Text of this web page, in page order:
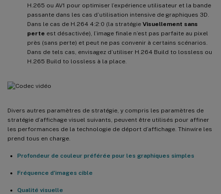
H.265 ou AV1 pour optimiser l’expérience utilisateur et la bande
passante dans les cas d’utilisation intensive de graphiques 3D.
Dans le cas de H.264 4:2:0 (la stratégie Visuellement sans
perte est désactivée), l’image finale n’est pas parfaite au pixel
près (sans perte) et peut ne pas convenir à certains scénarios.
Dans de tels cas, envisagez d’utiliser H.264 Build to lossless ou
H.265 Build to lossless à la place.
Divers autres paramètres de stratégie, y compris les paramètres de
stratégie d’affichage visuel suivants, peuvent être utilisés pour affiner
les performances de la technologie de déport d’affichage. Thinwire les
prend tous en charge.
Profondeur de couleur préférée pour les graphiques simples
Fréquence d’images cible
Qualité visuelle